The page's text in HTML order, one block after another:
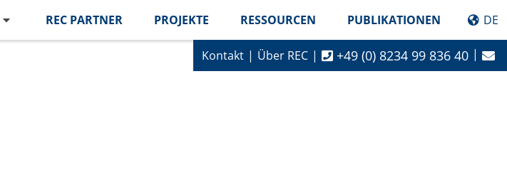
REC PARTNER PROJEKTE RESSOURCEN PUBLIKATIONEN DE
Kontakt Über REC +49 (0) 8234 99 836 40